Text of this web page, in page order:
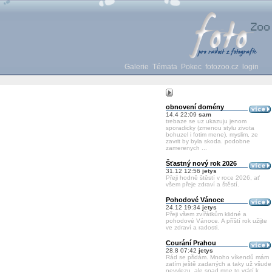
Galerie Témata Pokec fotozoo.cz login
obnovení domény
14.4 22:09 sam
trebaze se uz ukazuju jenom
sporadicky (zmenou stylu zivota
bohuzel i fotim mene), myslim, ze
zavrit by byla skoda. podobne
zamerenych ...
Šťastný nový rok 2026
31.12 12:56 jetys
Přeji hodně štěstí v roce 2026, ať
všem přeje zdraví a štěstí.
Pohodové Vánoce
24.12 19:34 jetys
Přeji všem zvířátkům klidné a
pohodové Vánoce. A příští rok užijte
ve zdraví a radosti.
Courání Prahou
28.8 07:42 jetys
Rád se přidám. Mnoho víkendů mám
zatím ještě zadaných a taky už všude
nevylezu, ale snad mne to vrátí k ...